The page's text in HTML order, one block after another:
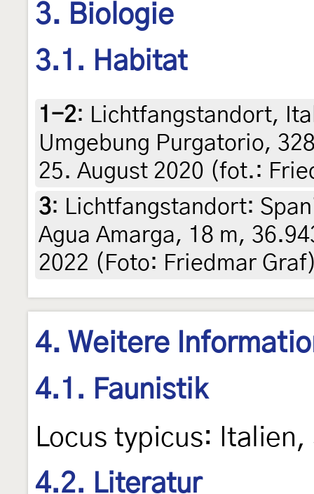
3. Biologie
3.1. Habitat
1-2: Lichtfangstandort,
Umgebung Purgatorio,
25. August 2020 (fot.:
3: Lichtfangstandort:
Agua Amarga, 18 m,
2022 (Foto: Friedmar
4. Weitere
4.1. Faunistik
Locus typicus:
4.2. Literatur